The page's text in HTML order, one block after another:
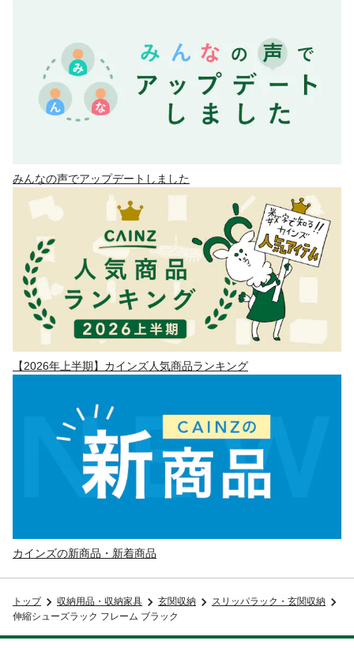
みんなの声でアップデートしました
【2026年上半期】カインズ人気商品ランキング
カインズの新商品・新着商品
トップ 収納用品・収納家具 玄関収納
スリッパラック・玄関収納
伸縮シューズラック フレーム ブラック